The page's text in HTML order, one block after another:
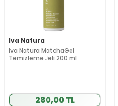
Iva Natura
Iva Natura MatchaGel
Temizleme Jeli 200 ml
280,00 TL